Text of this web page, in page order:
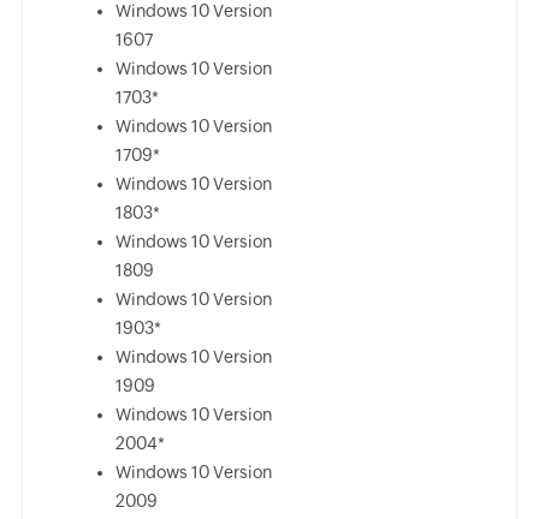
Windows 10 Version
1607
Windows 10 Version
1703*
Windows 10 Version
1709*
Windows 10 Version
1803*
Windows 10 Version
1809
Windows 10 Version
1903*
Windows 10 Version
1909
Windows 10 Version
2004*
Windows 10 Version
2009